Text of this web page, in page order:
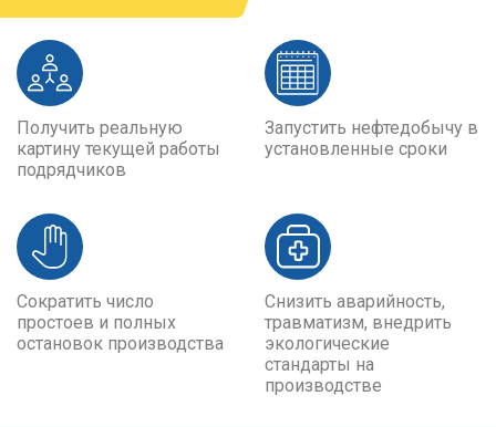
Получить реальную
картину текущей работы
подрядчиков
Запустить нефтедобычу в
установленные сроки
Сократить число
простоев и полных
остановок производства
Снизить аварийность,
травматизм, внедрить
экологические
стандарты на
производстве